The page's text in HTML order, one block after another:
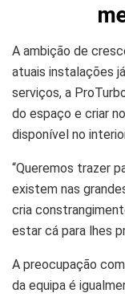
A ambição de
atuais instalações
serviços, a
do espaço e criar
disponível no
“Queremos trazer
existem nas
cria
estar cá para lhes
A preocupação
da equipa é